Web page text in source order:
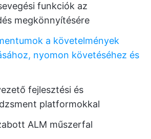
funkciók az
megkönnyítésére
a követelmények
nyomon követéséhez és
fejlesztési és
platformokkal
ALM műszerfal